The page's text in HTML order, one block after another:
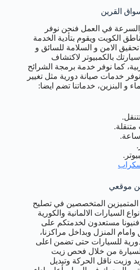
القرين
في العمل فنحن نوفر
الكويت ويقوم بتأدية الخدمة
الامن و السلامة للسائق و
بالكمبيوتر لاكتشاف
كما نوفر خدمة برمجة الشرائح
خدمات صيانة دورية مثل تغيير
و البنزين، خدماتنا تضم ايضا:
موقعي
المتميزين المتخصصين في تصليح
السيارات الالمانية والكورية
فنيونا مستعدون لخدمتكم على
وامام المنزل وبداخل مراكزنا،
للسيارات حتى تضمن اعلى
من خلال فحص زيت
وزيت ناقل الحركة وتبديل